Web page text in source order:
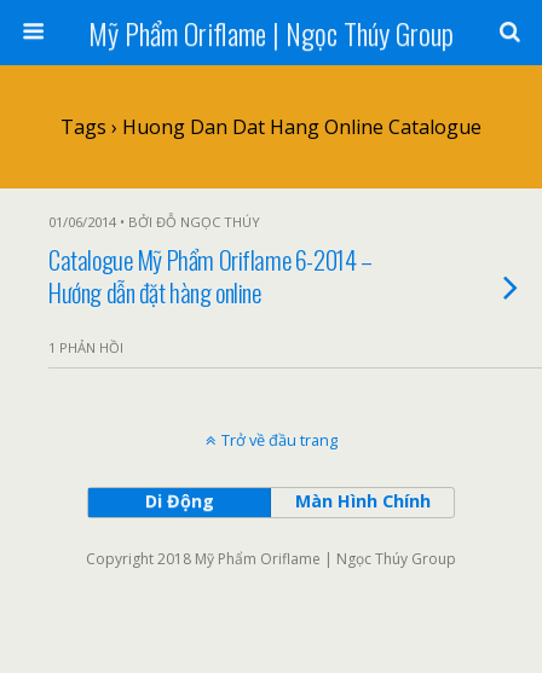
Mỹ Phẩm Oriflame | Ngọc Thúy Group
Tags › Huong Dan Dat Hang Online Catalogue
01/06/2014 • BỞI ĐỖ NGỌC THÚY
Catalogue Mỹ Phẩm Oriflame 6-2014 –
Hướng dẫn đặt hàng online
1 PHẢN HỒI
Trở về đầu trang
Di Động Màn Hình Chính
Copyright 2018 Mỹ Phẩm Oriflame | Ngọc Thúy Group